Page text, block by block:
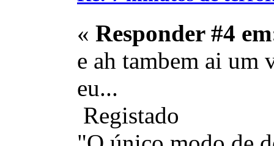
« Responder #4
e ah tambem ai um
eu...
Registado